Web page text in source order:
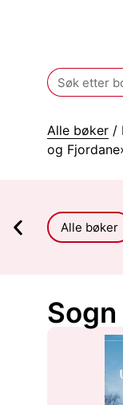
Search
for:
Alle bøker /
og
Alle bøker